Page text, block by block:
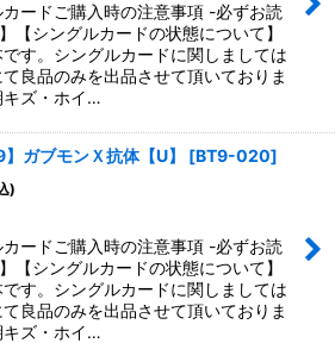
カードご購入時の注意事項 -必ずお読
【シングルカードの状態について】
す。シングルカードに関しましては
良品のみを出品させて頂いておりま
キズ・ホイ…
】ガブモンＸ抗体【U】 [BT9-020]
)
カードご購入時の注意事項 -必ずお読
【シングルカードの状態について】
す。シングルカードに関しましては
良品のみを出品させて頂いておりま
キズ・ホイ…